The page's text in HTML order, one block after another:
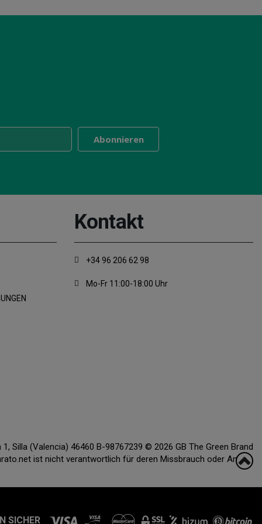
Kontakt
+34 96 206 62 98
Mo-Fr 11:00-18:00 Uhr
1, Silla (Valencia) 46460 B-98767239 © 2026 GB The Green Brand
ist nicht verantwortlich für deren Missbrauch oder Anbau.
SICHER